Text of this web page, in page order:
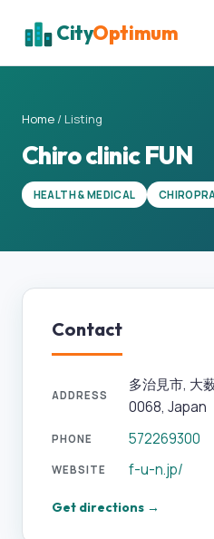
CityOptimum
Home / Listing
Chiro clinic FUN
HEALTH & MEDICAL
Contact
ADDRESS
多治見市, 大
0068, Japan
PHONE 572269300
WEBSITE f-u-n.jp/
Get directions →